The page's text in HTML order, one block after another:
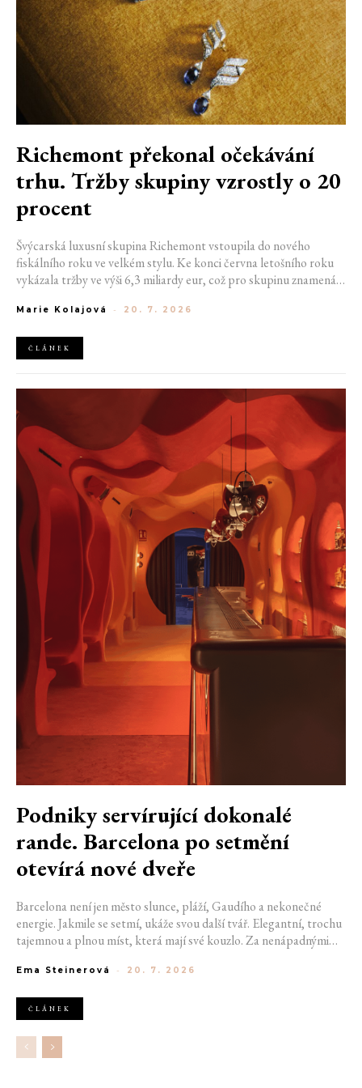
Richemont překonal očekávání
trhu. Tržby skupiny vzrostly o 20
procent
Švýcarská luxusní skupina Richemont vstoupila do nového
fiskálního roku ve velkém stylu. Ke konci června letošního roku
vykázala tržby ve výši 6,3 miliardy eur, což pro skupinu znamená
luxusním zůstává i přes přetrvávající ekonomickou nejistotu
Marie Kolajová - 20. 7. 2026
ČLÁNEK
Podniky servírující dokonalé
rande. Barcelona po setmění
otevírá nové dveře
Barcelona není jen město slunce, pláží, Gaudího a nekonečné
energie. Jakmile se setmí, ukáže svou další tvář. Elegantní, trochu
tajemnou a plnou míst, která mají své kouzlo. Za nenápadnými
správná hudba. Pokud hledáte místo na rande, na které budete
mohou pomoct začít psát váš výjimečný příběh. Pokud jste si ještě
nevybrali, kam vyrazit se svou drahou polovičkou, nastává
nejvyšší čas vybrat ten pravý podnik.
Ema Steinerová - 20. 7. 2026
ČLÁNEK